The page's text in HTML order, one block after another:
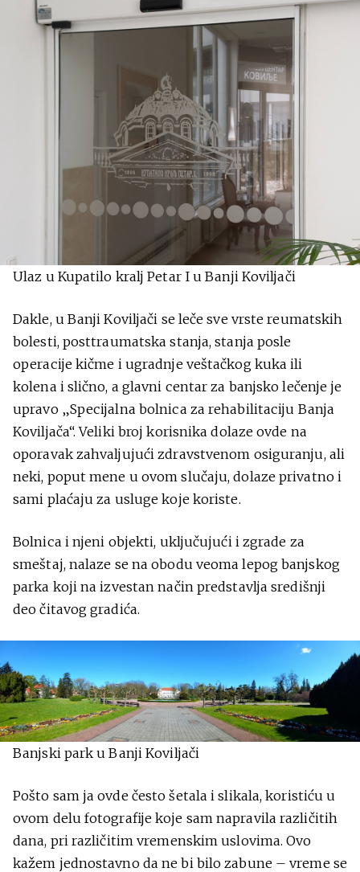
Ulaz u Kupatilo kralj Petar I u Banji Koviljači
Dakle, u Banji Koviljači se leče sve vrste reumatskih
bolesti, posttraumatska stanja, stanja posle
operacije kičme i ugradnje veštačkog kuka ili
kolena i slično, a glavni centar za banjsko lečenje je
upravo „Specijalna bolnica za rehabilitaciju Banja
Koviljača“. Veliki broj korisnika dolaze ovde na
oporavak zahvaljujući zdravstvenom osiguranju, ali
neki, poput mene u ovom slučaju, dolaze privatno i
sami plaćaju za usluge koje koriste.
Bolnica i njeni objekti, uključujući i zgrade za
smeštaj, nalaze se na obodu veoma lepog banjskog
parka koji na izvestan način predstavlja središnji
deo čitavog gradića.
Banjski park u Banji Koviljači
Pošto sam ja ovde često šetala i slikala, koristiću u
ovom delu fotografije koje sam napravila različitih
dana, pri različitim vremenskim uslovima. Ovo
kažem jednostavno da ne bi bilo zabune – vreme se